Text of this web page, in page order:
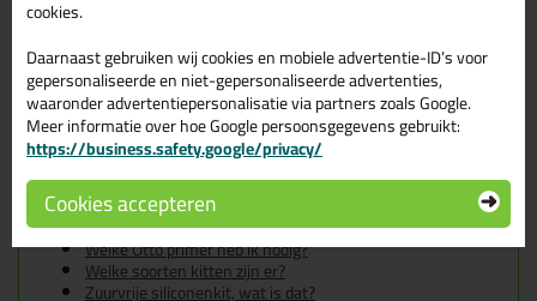
voorraad en op werkdagen besteld = morgen in huis.
Wil je meer weten over de toepassing en kenmerken van dit
product?Lees alles over dit product >
Tips & tricks voor Ottoseal S100
300ml
In de volgende blogs wordt dit product gebruikt:
De badkamer kitten? Lees hier hoe!
Welke Otto primer heb ik nodig?
Welke soorten kitten zijn er?
Zuurvrije siliconenkit, wat is dat?
cookies.
Daarnaast gebruiken wij cookies en mobiele advertentie-ID’s voor
gepersonaliseerde en niet-gepersonaliseerde advertenties,
waaronder advertentiepersonalisatie via partners zoals Google.
Meer informatie over hoe Google persoonsgegevens gebruikt:
https://business.safety.google/privacy/
Cookies accepteren